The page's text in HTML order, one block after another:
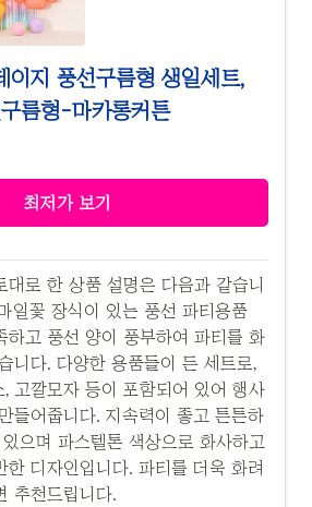
이지 풍선구름형 생일세트,
름형-마카롱커튼
최저가 보기
대로 한 상품 설명은 다음과 같습니
일꽃 장식이 있는 풍선 파티용품
하고 풍선 양이 풍부하여 파티를 화
니다. 다양한 용품들이 든 세트로,
, 고깔모자 등이 포함되어 있어 행사
들어줍니다. 지속력이 좋고 튼튼하
으며 파스텔톤 색상으로 화사하고
한 디자인입니다. 파티를 더욱 화려
추천드립니다.